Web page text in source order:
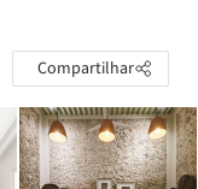
Compartilhar